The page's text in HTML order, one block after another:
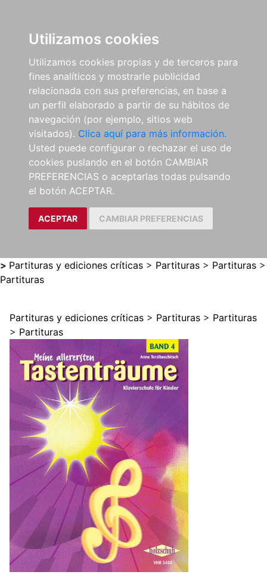
Utilizamos cookies
Utilizamos cookies propias y de terceros para
fines analíticos y mostrarle publicidad
relacionada con sus preferencias, en base a
un perfil elaborado a partir de su hábitos de
navegación (por ejemplo, sitios web
visitados). Clica aquí para más información.
Usted puede configurar o rechazar el uso de
cookies puslando en el botón CAMBIAR
PREFERENCIAS o aceptarlas todas pulsando
el botón ACEPTAR.
ACEPTAR CAMBIAR PREFERENCIAS
> Partituras y ediciones críticas > Partituras > Partituras >
Partituras
Partituras y ediciones críticas > Partituras > Partituras
> Partituras